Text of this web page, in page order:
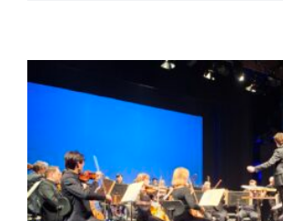
Ein Orchester erschrickt 84
im Schauspielhaus –
Neubrandenburger